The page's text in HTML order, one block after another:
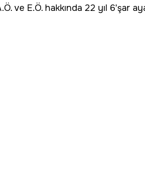
ve E.Ö. hakkında 22 yıl 6'şar